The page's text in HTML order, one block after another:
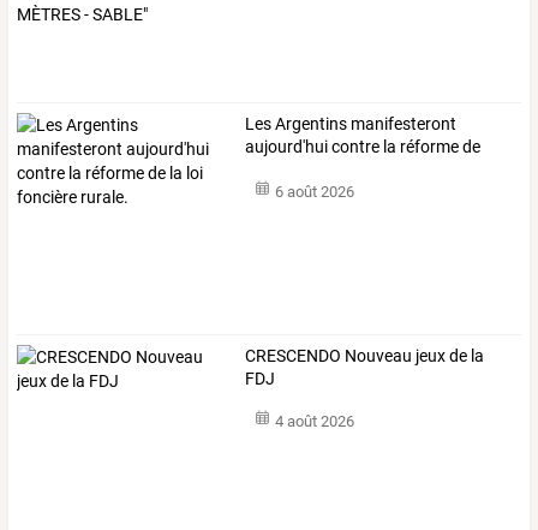
LesArgentins manifesteront
aujourd'huicontre la réformede
6 août 2026
CRESCENDO Nouveau jeux de la
FDJ
4 août 2026